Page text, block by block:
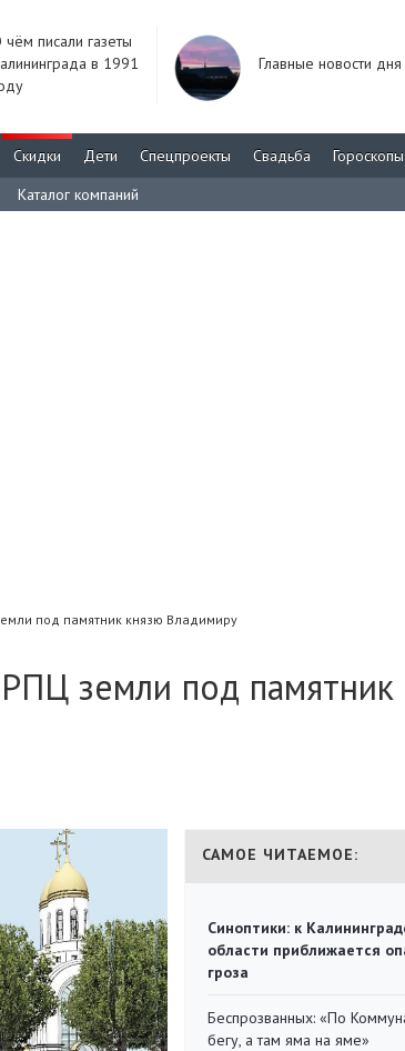
писали газеты
в 1991
Главные новости дня
Скидки Дети Спецпроекты Свадьба
Гороскопы
Каталог компаний
под памятник князю Владимиру
земли под памятник
САМОЕ ЧИТАЕМОЕ:
Синоптики: к
области приближается
гроза
Беспрозванных: «По
бегу, а там яма на яме»